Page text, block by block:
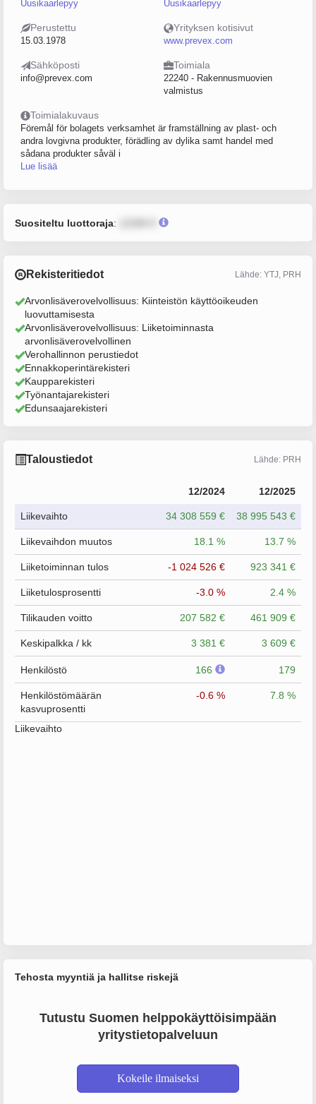
Uusikaarlepyy
Uusikaarlepyy
Perustettu
15.03.1978
Yrityksen kotisivut
www.prevex.com
Sähköposti
info@prevex.com
Toimiala
22240 - Rakennusmuovien
valmistus
Toimialakuvaus
Föremål för bolagets verksamhet är framställning av plast- och
andra lovgivna produkter, förädling av dylika samt handel med
sådana produkter såväl i
Lue lisää
Suositeltu luottoraja:
Rekisteritiedot Lähde: YTJ, PRH
Arvonlisäverovelvollisuus: Kiinteistön käyttöoikeuden
luovuttamisesta
Arvonlisäverovelvollisuus: Liiketoiminnasta
arvonlisäverovelvollinen
Verohallinnon perustiedot
Ennakkoperintärekisteri
Kaupparekisteri
Työnantajarekisteri
Edunsaajarekisteri
Taloustiedot Lähde: PRH
12/2024 12/2025
Liikevaihto 34 308 559 € 38 995 543 €
Liikevaihdon muutos 18.1 % 13.7 %
Liiketoiminnan tulos -1 024 526 € 923 341 €
Liiketulosprosentti -3.0 % 2.4 %
Tilikauden voitto 207 582 € 461 909 €
Keskipalkka / kk 3 381 € 3 609 €
Henkilöstö 166 179
Henkilöstömäärän
kasvuprosentti
-0.6 % 7.8 %
Liikevaihto
Tehosta myyntiä ja hallitse riskejä
Tutustu Suomen helppokäyttöisimpään
yritystietopalveluun
Kokeile ilmaiseksi